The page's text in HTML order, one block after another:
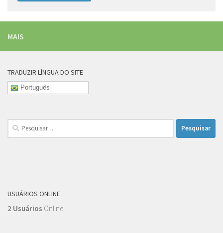
MAIS
TRADUZIR LÍNGUA DO SITE
Português
Pesquisar
por:
USUÁRIOS ONLINE
2 Usuários Online